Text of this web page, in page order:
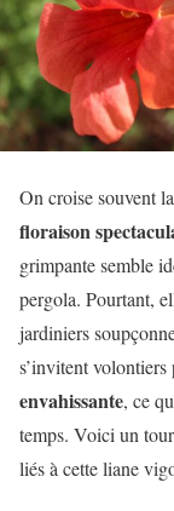
On croise souvent la
floraison
grimpante semble
pergola. Pourtant,
jardiniers
s’invitent
envahissante, ce
temps. Voici un
liés à cette liane